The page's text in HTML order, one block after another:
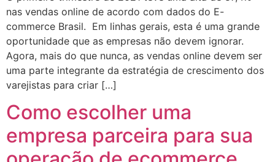
nas vendas online de acordo com dados do E-
commerce Brasil. Em linhas gerais, esta é uma grande
oportunidade que as empresas não devem ignorar.
Agora, mais do que nunca, as vendas online devem ser
uma parte integrante da estratégia de crescimento dos
varejistas para criar […]
Como escolher uma
empresa parceira para sua